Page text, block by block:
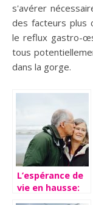
s'avérer
des facteurs plus
le reflux gastro-
tous
dans la gorge.
L’espérance de
vie en hausse: